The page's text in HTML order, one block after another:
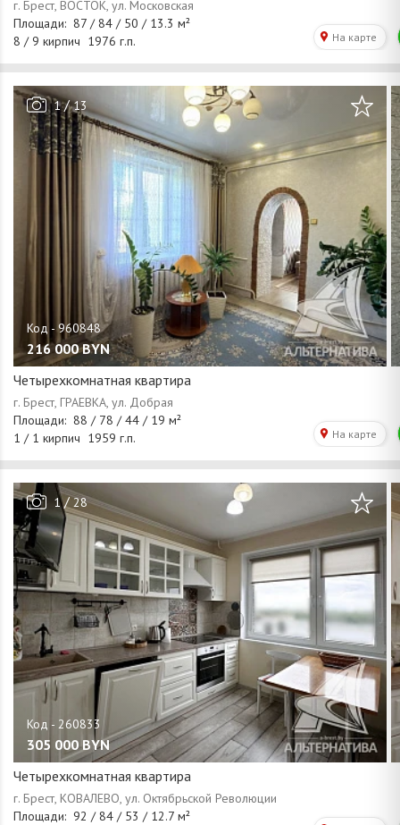
1/13
216 000 BYN
Четырехкомнатная квартира
1/28
305 000 BYN
Четырехкомнатная квартира